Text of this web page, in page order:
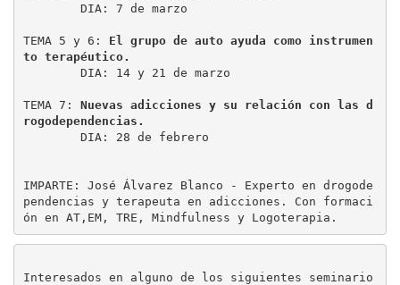
        DIA: 7 de marzo
TEMA 5 y 6: El grupo de auto ayuda como instrumen
to terapéutico.
        DIA: 14 y 21 de marzo
TEMA 7: Nuevas adicciones y su relación con las d
rogodependencias.
IMPARTE: José Álvarez Blanco - Experto en drogode
pendencias y terapeuta en adicciones. Con formaci
ón en AT,EM, TRE, Mindfulness y Logoterapia.
Interesados en alguno de los siguientes seminario